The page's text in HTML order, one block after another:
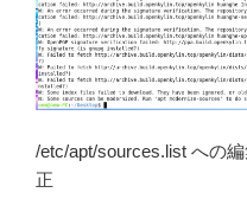
/etc/apt/sources.list への
正